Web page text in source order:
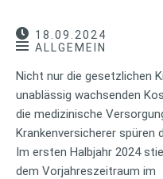
18.09.2024
ALLGEMEIN
Nicht nur die gesetzlichen
unablässig wachsenden
die medizinische
Krankenversicherer spüren
Im ersten Halbjahr 2024
dem Vorjahreszeitraum im